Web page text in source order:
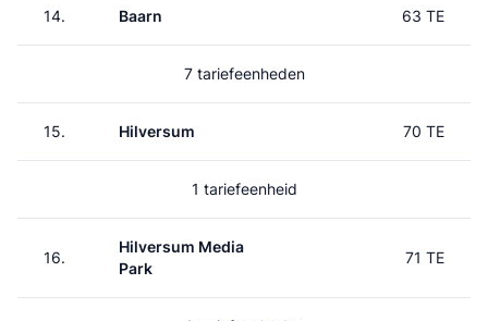
14. Baarn 63 TE
7 tariefeenheden
15. Hilversum 70 TE
1 tariefeenheid
16.
Hilversum Media
Park
71 TE